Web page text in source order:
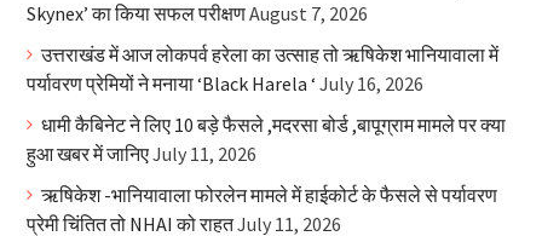
Skynex’ का किया सफल परीक्षणAugust 7, 2026
उत्तराखंड में आज लोकपर्व हरेला का उत्साह तो ऋषिकेश भानियावाला में
पर्यावरण प्रेमियों ने मनाया ‘Black Harela ‘ July 16, 2026
धामी कैबिनेट ने लिए 10 बड़े फैसले ,मदरसा बोर्ड ,बापूग्राम मामले पर क्या
हुआ खबर में जानिएJuly 11, 2026
ऋषिकेश -भानियावाला फोरलेन मामले में हाईकोर्ट के फैसले से पर्यावरण
प्रेमी चिंतित तो NHAI को राहतJuly 11, 2026